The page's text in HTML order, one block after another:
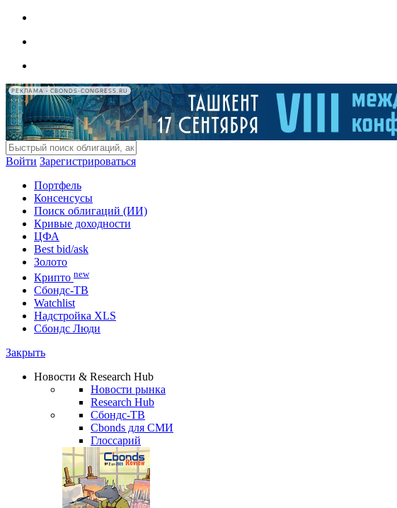
РЕКЛАМА • CBONDS-CONGRESS.RU
Войти Зарегистрироваться
Портфель
Консенсусы
Поиск облигаций (ИИ)
Кривые доходности
ЦФА
Best bid/ask
Золото
Крипто new
Сбондс-ТВ
Watchlist
Надстройка XLS
Сбондс Люди
Закрыть
Новости & Research Hub
Новости рынка
Research Hub
Сбондс-ТВ
Cbonds для СМИ
Глоссарий